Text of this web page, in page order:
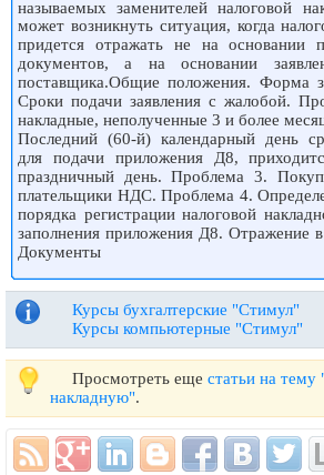
называемых заменителей налоговой
может возникнуть ситуация, когда
придется отражать не на основании
документов, а на основании
поставщика.Общие положения. Форма
Сроки подачи заявления с жалобой.
накладные, неполученные 3 и более
Последний (60-й) календарный день
для подачи приложения Д8,
праздничный день. Проблема 3.
плательщики НДС. Проблема 4.
порядка регистрации налоговой
заполнения приложения Д8. Отражение
Документы
Курсы бухгалтерские "Стимул"
Курсы компьютерные "Стимул"
Просмотреть еще статьи на
накладную".